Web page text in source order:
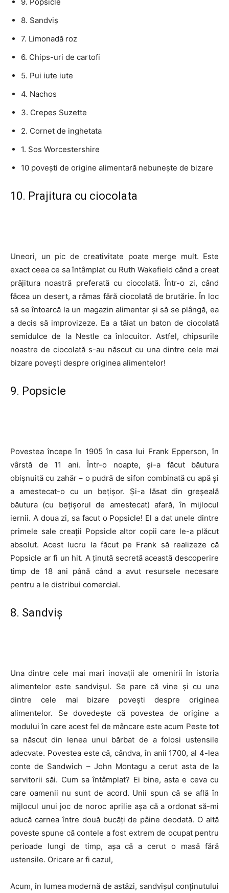
8. Sandviș
7. Limonadă roz
6. Chips-uri de cartofi
5. Pui iute iute
4. Nachos
3. Crepes Suzette
2. Cornet de inghetata
1. Sos Worcestershire
10 povești de origine alimentară nebunește de bizare
10. Prajitura cu ciocolata
Uneori, un pic de creativitate poate merge mult. Este
exact ceea ce sa întâmplat cu Ruth Wakefield când a creat
prăjitura noastră preferată cu ciocolată. Într-o zi, când
făcea un desert, a rămas fără ciocolată de brutărie. În loc
să se întoarcă la un magazin alimentar și să se plângă, ea
a decis să improvizeze. Ea a tăiat un baton de ciocolată
semidulce de la Nestle ca înlocuitor. Astfel, chipsurile
noastre de ciocolată s-au născut cu una dintre cele mai
bizare povești despre originea alimentelor!
9. Popsicle
Povestea începe în 1905 în casa lui Frank Epperson, în
vârstă de 11 ani. Într-o noapte, și-a făcut băutura
obișnuită cu zahăr – o pudră de sifon combinată cu apă și
a amestecat-o cu un bețișor. Și-a lăsat din greșeală
băutura (cu bețișorul de amestecat) afară, în mijlocul
iernii. A doua zi, sa facut o Popsicle! El a dat unele dintre
primele sale creații Popsicle altor copii care le-a plăcut
absolut. Acest lucru la făcut pe Frank să realizeze că
Popsicle ar fi un hit. A ținută secretă această descoperire
timp de 18 ani până când a avut resursele necesare
pentru a le distribui comercial.
8. Sandviș
Una dintre cele mai mari inovații ale omenirii în istoria
alimentelor este sandvișul. Se pare că vine și cu una
dintre cele mai bizare povești despre originea
alimentelor. Se dovedește că povestea de origine a
modului în care acest fel de mâncare este acum Peste tot
sa născut din lenea unui bărbat de a folosi ustensile
adecvate. Povestea este că, cândva, în anii 1700, al 4-lea
conte de Sandwich – John Montagu a cerut asta de la
servitorii săi. Cum sa întâmplat? Ei bine, asta e ceva cu
care oamenii nu sunt de acord. Unii spun că se află în
mijlocul unui joc de noroc aprilie așa că a ordonat să-mi
aducă carnea între două bucăți de pâine deodată. O altă
poveste spune că contele a fost extrem de ocupat pentru
perioade lungi de timp, așa că a cerut o masă fără
ustensile. Oricare ar fi cazul,
Acum, în lumea modernă de astăzi, sandvișul conținutului